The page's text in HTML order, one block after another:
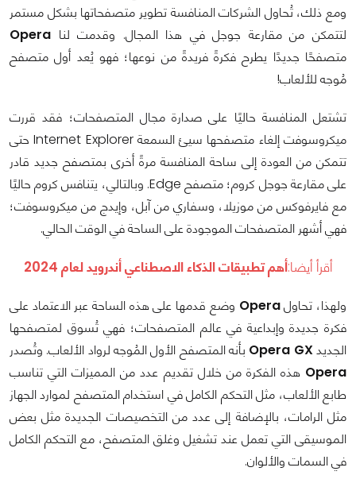
ومع ذلك، تُحاول الشركات المنافسة تطوير متصفحاتها بشكل مستمر
لتتمكن من مقارعة جوجل في هذا المجال. وقدمت لنا Opera
متصفحًا جديدًا يطرح فكرةً فريدةً من نوعها؛ فهو يُعد أول متصفح
مُوجه للألعاب!
تشتعل المنافسة حاليًا على صدارة مجال المتصفحات؛ فقد قررت
ميكروسوفت إلغاء متصفحها سيئ السمعة Internet Explorer حتى
تتمكن من العودة إلى ساحة المنافسة مرةً أخرى بمتصفح جديد قادر
على مقارعة جوجل كروم؛ متصفح Edge. وبالتالي، يتنافس كروم حاليًا
مع فايرفوكس من موزيلا، وسفاري من آبل، وإيدج من ميكروسوفت؛
فهي أشهر المتصفحات الموجودة على الساحة في الوقت الحالي.
أقرأ أيضا:أهم تطبيقات الذكاء الاصطناعي أندرويد لعام 2024
ولهذا، تحاولOpera وضع قدمها على هذه الساحة عبر الاعتماد على
فكرة جديدة وإبداعية في عالم المتصفحات؛ فهي تُسوق لمتصفحها
الجديدOpera GX بأنه المتصفح الأول المُوجه لرواد الألعاب. وتُصدر
Opera هذه الفكرة من خلال تقديم عدد من المميزات التي تناسب
طابع الألعاب، مثل التحكم الكامل في استخدام المتصفح لموارد الجهاز
مثل الرامات، بالإضافة إلى عدد من التخصيصات الجديدة مثل بعض
الموسيقى التي تعمل عند تشغيل وغلق المتصفح، مع التحكم الكامل
في السمات والألوان.